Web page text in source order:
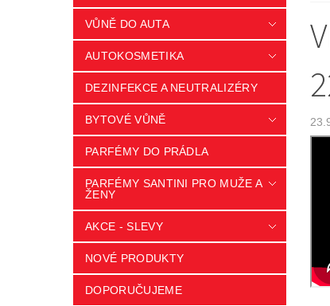
INFORMACE - SLEVOVÉ KUPÓNY
VŮNĚ DO AUTA
AUTOKOSMETIKA
DEZINFEKCE A NEUTRALIZÉRY
BYTOVÉ VŮNĚ
PARFÉMY DO PRÁDLA
PARFÉMY SANTINI PRO MUŽE A
ŽENY
AKCE - SLEVY
NOVÉ PRODUKTY
DOPORUČUJEME